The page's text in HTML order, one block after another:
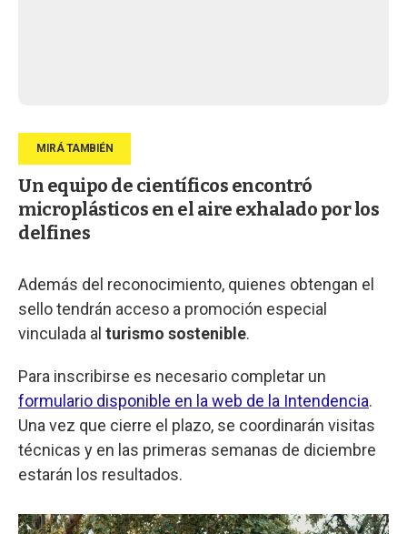
Un equipo de científicos encontró
microplásticos en el aire exhalado por los
delfines
Además del reconocimiento, quienes obtengan el
sello tendrán acceso a promoción especial
vinculada al turismo sostenible.
Para inscribirse es necesario completar un
formulario disponible en la web de la Intendencia.
Una vez que cierre el plazo, se coordinarán visitas
técnicas y en las primeras semanas de diciembre
estarán los resultados.